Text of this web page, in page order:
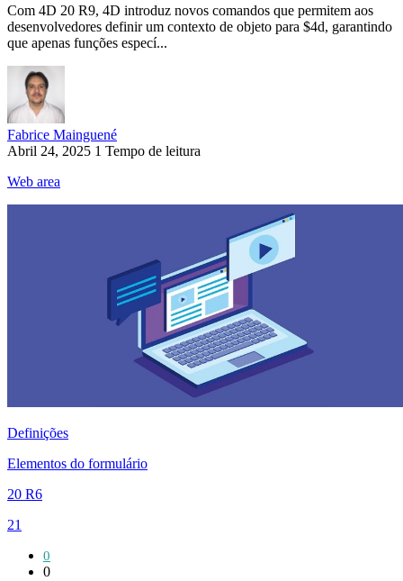
Com 4D 20 R9, 4D introduz novos comandos que permitem aos
desenvolvedores definir um contexto de objeto para $4d, garantindo
que apenas funções especí...
Fabrice Mainguené
Abril 24, 2025 1 Tempo de leitura
Web area
Definições
Elementos do formulário
20 R6
21
0
0